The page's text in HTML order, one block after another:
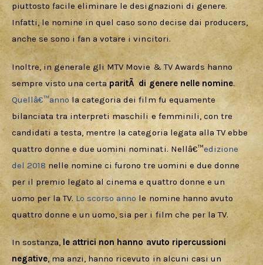
piuttosto facile eliminare le designazioni di genere.
Infatti, le nomine in quel caso sono decise dai producers,
anche se sono i fan a votare i vincitori.
Inoltre, in generale gli MTV Movie & TV Awards hanno
sempre visto una certa paritÃ  di genere nelle nomine.
Quellâ€™anno la categoria dei film fu equamente
bilanciata tra interpreti maschili e femminili, con tre
candidati a testa, mentre la categoria legata alla TV ebbe
quattro donne e due uomini nominati. Nellâ€™edizione
del 2018 nelle nomine ci furono tre uomini e due donne
per il premio legato al cinema e quattro donne e un
uomo per la TV. Lo scorso anno le nomine hanno avuto
quattro donne e un uomo, sia per i film che per la TV.
In sostanza, le attrici non hanno avuto ripercussioni
negative, ma anzi, hanno ricevuto in alcuni casi un